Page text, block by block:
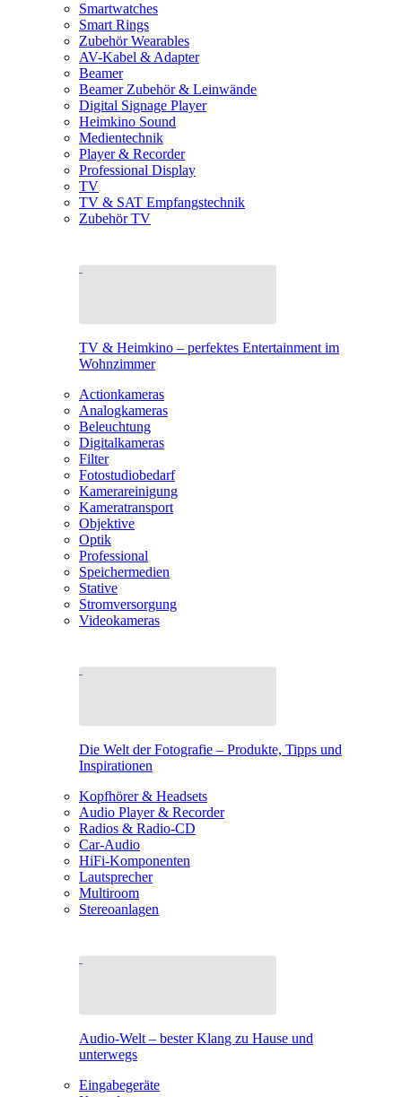
Smartwatches
Smart Rings
Zubehör Wearables
AV-Kabel & Adapter
Beamer
Beamer Zubehör & Leinwände
Digital Signage Player
Heimkino Sound
Medientechnik
Player & Recorder
Professional Display
TV
TV & SAT Empfangstechnik
Zubehör TV
TV & Heimkino – perfektes Entertainment im
Wohnzimmer
Actionkameras
Analogkameras
Beleuchtung
Digitalkameras
Filter
Fotostudiobedarf
Kamerareinigung
Kameratransport
Objektive
Optik
Professional
Speichermedien
Stative
Stromversorgung
Videokameras
Die Welt der Fotografie – Produkte, Tipps und
Inspirationen
Kopfhörer & Headsets
Audio Player & Recorder
Radios & Radio-CD
Car-Audio
HiFi-Komponenten
Lautsprecher
Multiroom
Stereoanlagen
Audio-Welt – bester Klang zu Hause und
unterwegs
Eingabegeräte